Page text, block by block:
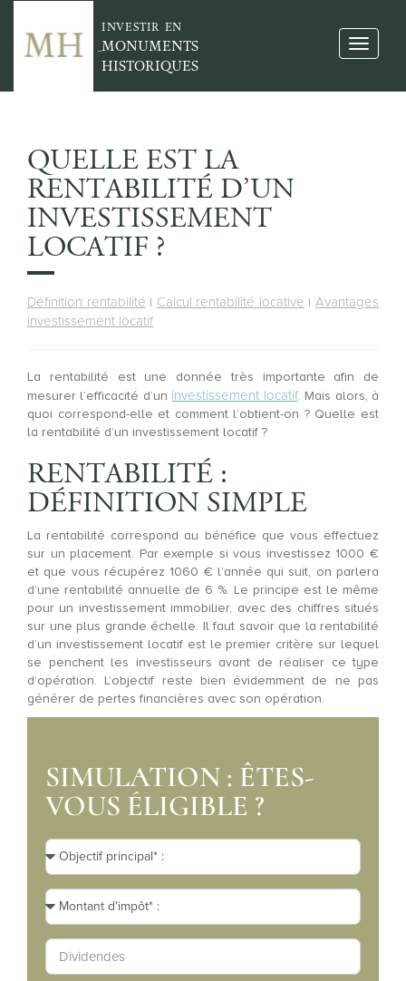
INVESTIR EN
MONUMENTS
HISTORIQUES
QUELLE EST LA
RENTABILITÉ D’UN
INVESTISSEMENT
LOCATIF ?
Définition rentabilité | Calcul rentabilité locative |Avantages
investissement locatif
La rentabilité est une donnée très importante afin de
mesurer l’efficacité d’un investissement locatif. Mais alors, à
quoi correspond-elle et comment l’obtient-on ? Quelle est
la rentabilité d’un investissement locatif ?
RENTABILITÉ :
DÉFINITION SIMPLE
La rentabilité correspond au bénéfice que vous effectuez
sur un placement. Par exemple si vous investissez 1000 €
et que vous récupérez 1060 € l’année qui suit, on parlera
d’une rentabilité annuelle de 6 %. Le principe est le même
pour un investissement immobilier, avec des chiffres situés
sur une plus grande échelle. Il faut savoir que la rentabilité
d’un investissement locatif est le premier critère sur lequel
se penchent les investisseurs avant de réaliser ce type
d’opération. L’objectif reste bien évidemment de ne pas
générer de pertes financières avec son opération.
SIMULATION : ÊTES-
VOUS ÉLIGIBLE ?